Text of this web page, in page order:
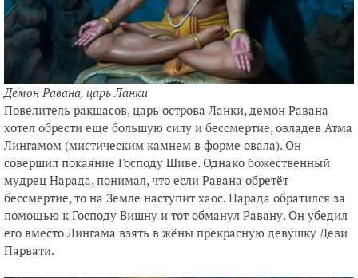
Демон Равана, царь Ланки
Повелитель ракшасов, царь острова Ланки, демон Равана
хотел обрести еще большую силу и бессмертие, овладев Атма
Лингамом (мистическим камнем в форме овала). Он
совершил покаяние Господу Шиве. Однако божественный
мудрец Нарада, понимал, что если Равана обретёт
бессмертие, то на Земле наступит хаос. Нарада обратился за
помощью к Господу Вишну и тот обманул Равану. Он убедил
его вместо Лингама взять в жёны прекрасную девушку Деви
Парвати.